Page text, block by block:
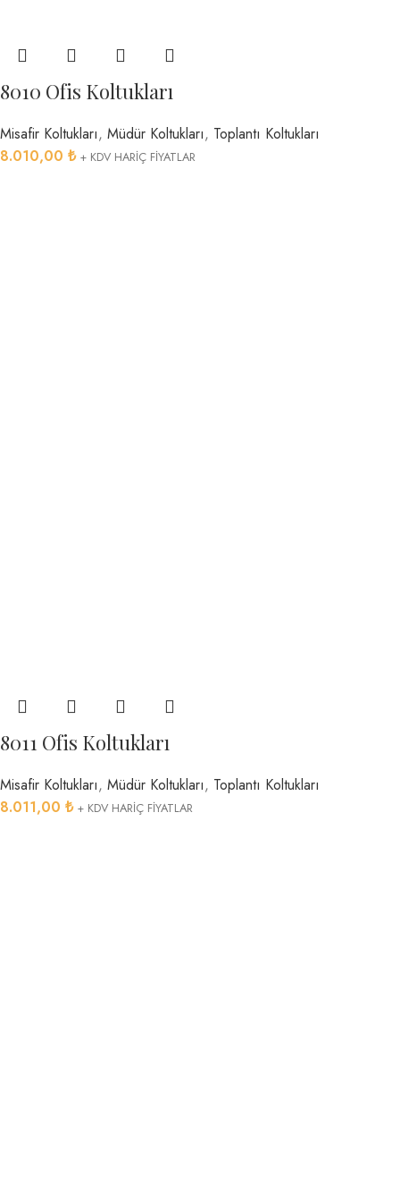
8010 Ofis Koltukları
Misafir Koltukları, Müdür Koltukları, Toplantı Koltukları
8.010,00 ₺ + KDV HARİÇ FİYATLAR
8011 Ofis Koltukları
Misafir Koltukları, Müdür Koltukları, Toplantı Koltukları
8.011,00 ₺ + KDV HARİÇ FİYATLAR